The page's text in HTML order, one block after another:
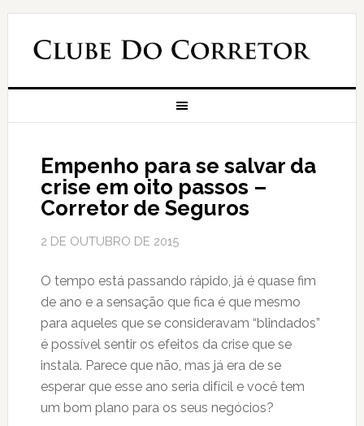
Empenho para se salvar da
crise em oito passos –
Corretor de Seguros
2 DE OUTUBRO DE 2015
O tempo está passando rápido, já é quase fim
de ano e a sensação que fica é que mesmo
para aqueles que se consideravam “blindados”
é possível sentir os efeitos da crise que se
instala. Parece que não, mas já era de se
esperar que esse ano seria difícil e você tem
um bom plano para os seus negócios?